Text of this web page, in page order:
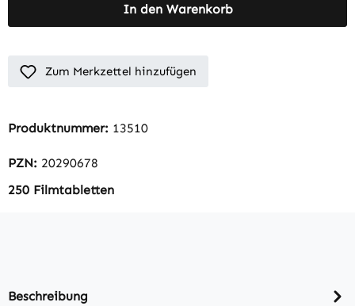
In den Warenkorb
Zum Merkzettel hinzufügen
Produktnummer: 13510
PZN: 20290678
250 Filmtabletten
Beschreibung